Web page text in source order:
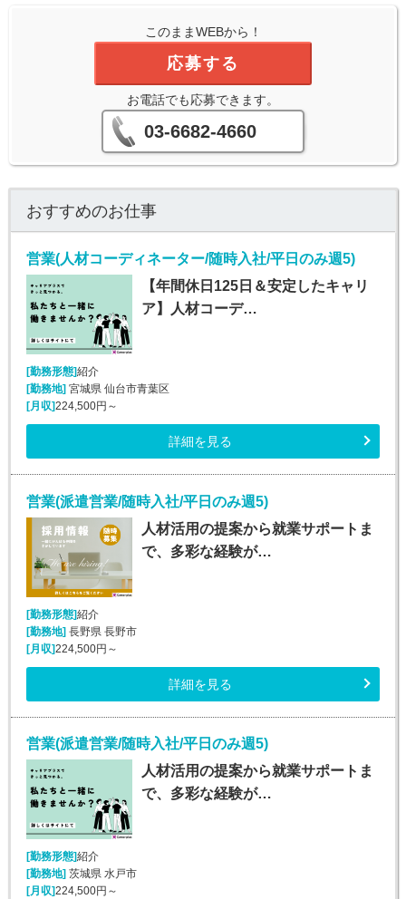
このままWEBから！
応募する
お電話でも応募できます。
03-6682-4660
おすすめのお仕事
営業(人材コーディネーター/随時入社/平日のみ週5)
【年間休日125日＆安定したキャリ
ア】人材コーデ…
[勤務形態]紹介
[勤務地]宮城県 仙台市青葉区
[月収]224,500円～
詳細を見る
営業(派遣営業/随時入社/平日のみ週5)
人材活用の提案から就業サポートま
で、多彩な経験が…
[勤務形態]紹介
[勤務地]長野県 長野市
[月収]224,500円～
詳細を見る
営業(派遣営業/随時入社/平日のみ週5)
人材活用の提案から就業サポートま
で、多彩な経験が…
[勤務形態]紹介
[勤務地] 茨城県 水戸市
[月収]224,500円～